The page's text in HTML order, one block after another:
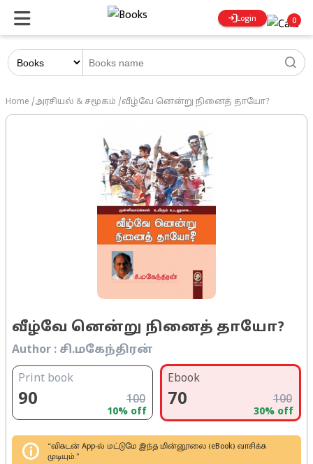
Login 0
Home /அரசியல் & சமூகம் /வீழ்வே னென்று நினைத் தாயோ?
வீழ்வே னென்று நினைத் தாயோ?
Author : சி.மகேந்திரன்
Print book
90 100
10% off
Ebook
70 100
30% off
“விகடன் App-ல் மட்டுமே இந்த மின்னூலை (eBook) வாசிக்க
முடியும்.”